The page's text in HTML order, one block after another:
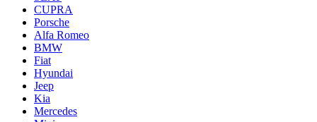
CUPRA
Porsche
Alfa Romeo
BMW
Fiat
Hyundai
Jeep
Kia
Mercedes